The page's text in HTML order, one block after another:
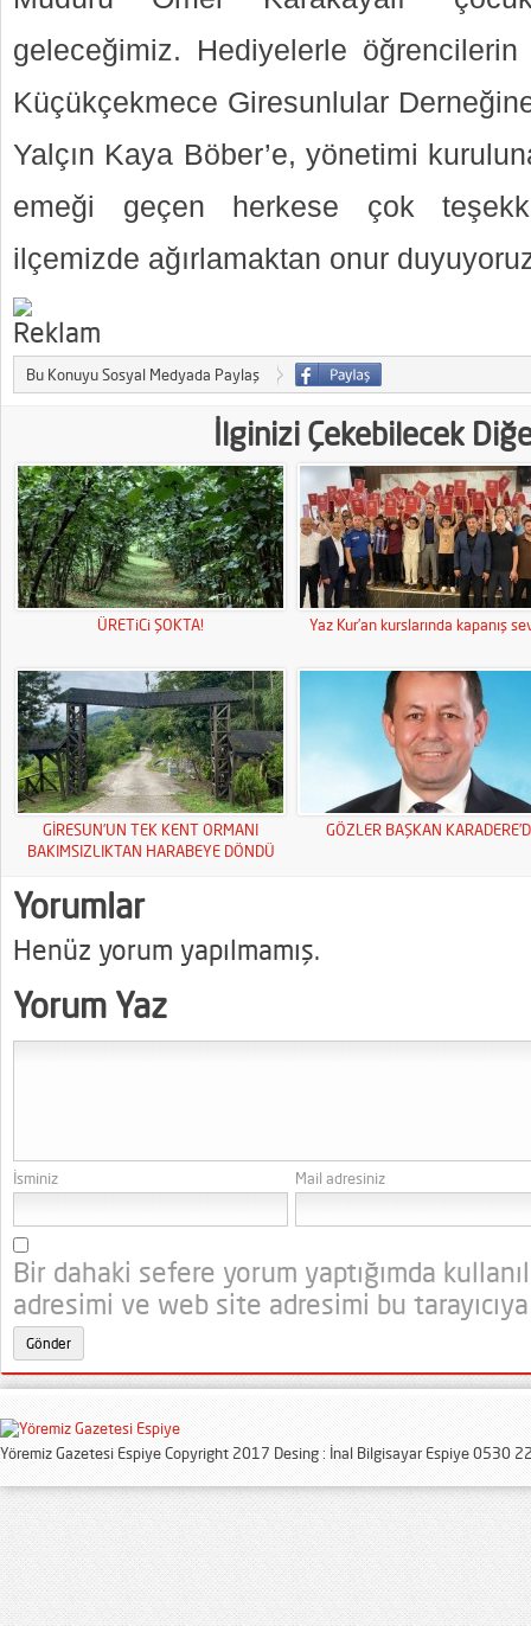
geleceğimiz. Hediyelerle
Küçükçekmece Giresunlular
Yalçın Kaya Böber’e, yönetimi
emeği geçen herkese çok
ilçemizde ağırlamaktan onur
Bu Konuyu Sosyal Medyada Paylaş
İlginizi Çekebilecek
ÜRETiCi ŞOKTA! Yaz Kur’an kurslarında kapanış
GİRESUN’UN TEK KENT ORMANI
BAKIMSIZLIKTAN HARABEYE DÖNDÜ
GÖZLER BAŞKAN
Yorumlar
Henüz yorum yapılmamış.
Yorum Yaz
İsminiz Mail adresiniz
Bir dahaki sefere yorum yaptığımda
adresimi ve web site adresimi bu
Yöremiz Gazetesi Espiye Copyright 2017 Desing : İnal Bilgisayar Espiye 0530